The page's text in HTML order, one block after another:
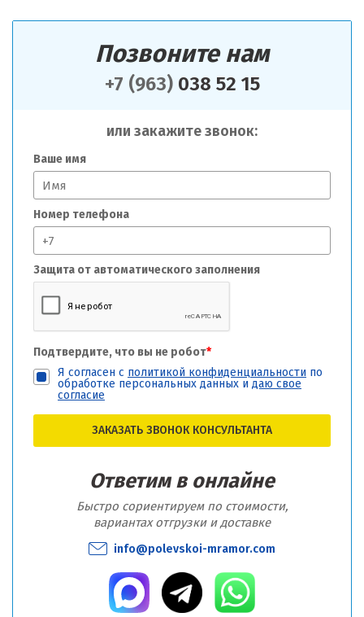
Позвоните нам
+7 (963)038 52 15
или закажите звонок:
Ваше имя
Номер телефона
Защита от автоматического заполнения
Подтвердите, что вы не робот*
Я согласен с политикой конфиденциальности по
обработке персональных данных и даю свое
согласие
ЗАКАЗАТЬ ЗВОНОК КОНСУЛЬТАНТА
Ответим в онлайне
Быстро сориентируем по стоимости,
вариантах отгрузки и доставке
info@polevskoi-mramor.com